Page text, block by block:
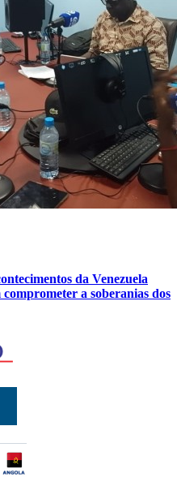
da Venezuela
a soberanias dos